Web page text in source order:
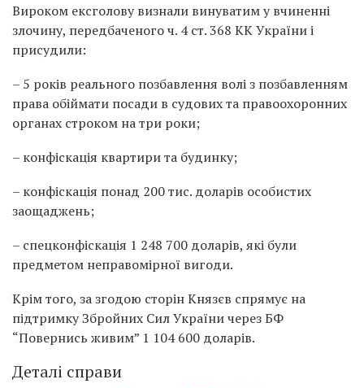
Вироком ексголову визнали винуватим у вчиненні
злочину, передбаченого ч. 4 ст. 368 КК України і
присудили:
– 5 років реального позбавлення волі з позбавленням
права обіймати посади в судових та правоохоронних
органах строком на три роки;
– конфіскація квартири та будинку;
– конфіскація понад 200 тис. доларів особистих
заощаджень;
– спецконфіскація 1 248 700 доларів, які були
предметом неправомірної вигоди.
Крім того, за згодою сторін Князєв спрямує на
підтримку Збройних Сил України через БФ
“Повернись живим” 1 104 600 доларів.
Деталі справи